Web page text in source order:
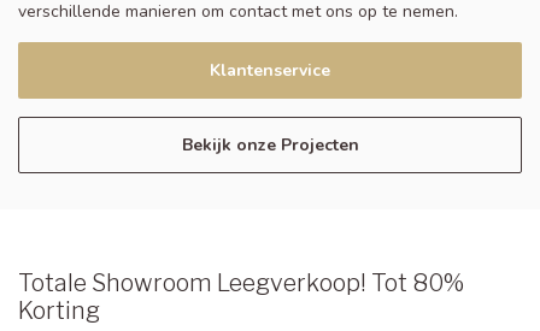
verschillende manieren om contact met ons op te nemen.
Klantenservice
Bekijk onze Projecten
Totale Showroom Leegverkoop! Tot 80%
Korting